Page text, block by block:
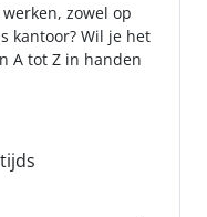
zowel op
kantoor? Wil je het
A tot Z in handen